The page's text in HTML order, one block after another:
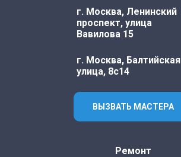
г. Москва, Ленинский
проспект, улица
Вавилова 15
г. Москва, Балтийская
улица, 8с14
ВЫЗВАТЬ МАСТЕРА
Ремонт